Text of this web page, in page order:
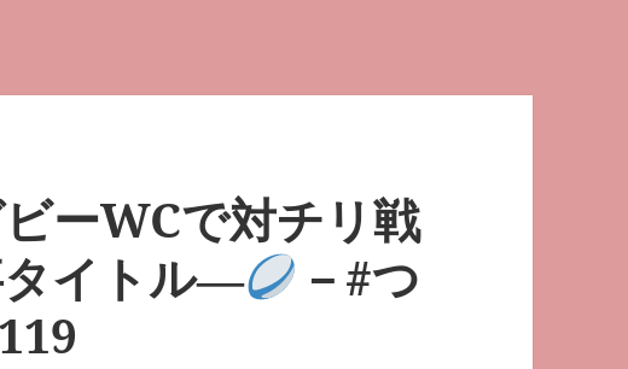
ーWCで対チリ戦
タイトル―
－#つ